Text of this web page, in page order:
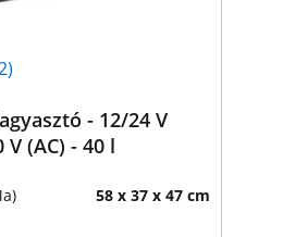
- 12/24 V
V (AC) - 40 l
58 x 37 x 47 cm